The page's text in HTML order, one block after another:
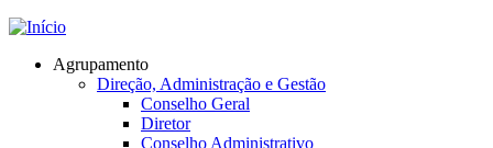
Jump to navigation
Agrupamento
Direção, Administração e Gestão
Conselho Geral
Diretor
Conselho Administrativo